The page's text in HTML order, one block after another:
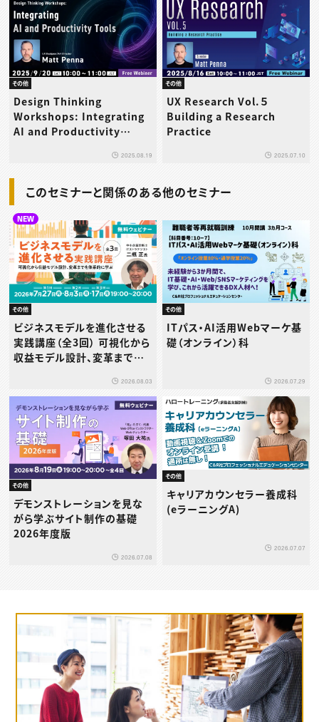
その他
Design Thinking
Workshops: Integrating
AI and Productivity
2025.08.19
その他
UX Research Vol.５
Building a Research
Practice
2025.07.10
このセミナーと関係のある他のセミナー
NEW
その他
ビジネスモデルを進化させる
実践講座（全3回） 可視化から
収益モデル設計、変革までを
2026.08.03
その他
ITパス・AI活用Webマーケ基
礎（オンライン）科
2026.07.29
その他
デモンストレーションを見な
がら学ぶサイト制作の基礎
2026年度版
2026.07.08
その他
キャリアカウンセラー養成科
(eラーニングA)
2026.07.07